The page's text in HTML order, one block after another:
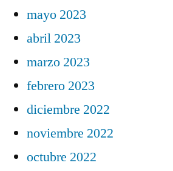
mayo 2023
abril 2023
marzo 2023
febrero 2023
diciembre 2022
noviembre 2022
octubre 2022